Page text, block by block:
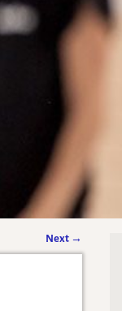
Next →